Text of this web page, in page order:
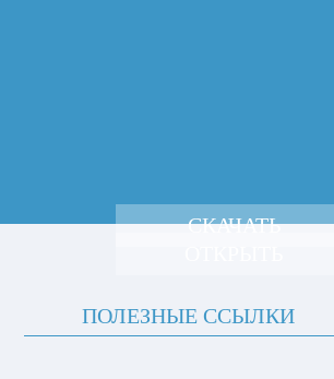
СКАЧАТЬ
ПОЛЕЗНЫЕ ССЫЛКИ